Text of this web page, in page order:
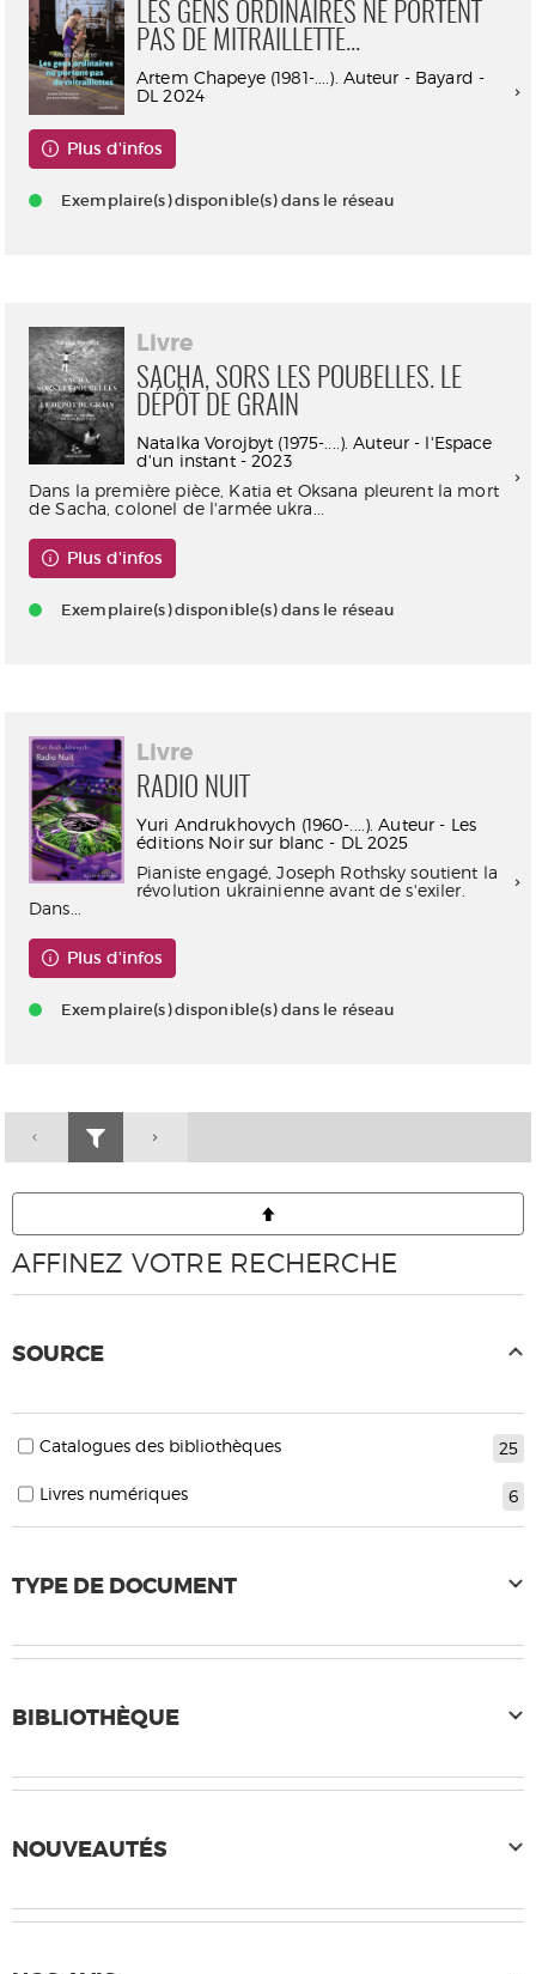
LES GENS ORDINAIRES NE PORTENT
PAS DE MITRAILLETTE...
Artem Chapeye (1981-....). Auteur - Bayard -
DL 2024
Plus d'infos
Exemplaire(s) disponible(s) dans le réseau
Livre
SACHA, SORS LES POUBELLES. LE
DÉPÔT DE GRAIN
Natalka Vorojbyt (1975-....). Auteur - l'Espace
d'un instant - 2023
Dans la première pièce, Katia et Oksana pleurent la mort
de Sacha, colonel de l'armée ukra...
Plus d'infos
Exemplaire(s) disponible(s) dans le réseau
Livre
RADIO NUIT
Yuri Andrukhovych (1960-....). Auteur - Les
éditions Noir sur blanc - DL 2025
Pianiste engagé, Joseph Rothsky soutient la
révolution ukrainienne avant de s'exiler.
Dans...
Plus d'infos
Exemplaire(s) disponible(s) dans le réseau
AFFINEZ VOTRE RECHERCHE
SOURCE
25
Catalogues des bibliothèques
6
Livres numériques
TYPE DE DOCUMENT
BIBLIOTHÈQUE
NOUVEAUTÉS